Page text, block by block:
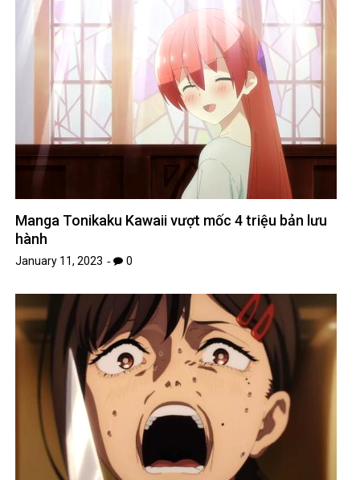
Manga Tonikaku Kawaii vượt mốc 4 triệu bản lưu
hành
January 11, 2023 0